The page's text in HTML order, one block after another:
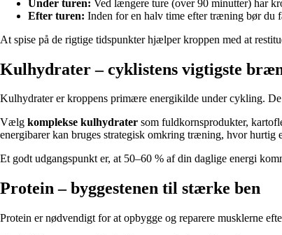
Under turen: Ved længere ture (over 90 minutter) har
Efter turen: Inden for en halv time efter træning bør du
At spise på de rigtige tidspunkter hjælper kroppen med at
Kulhydrater – cyklistens vigtigste
Kulhydrater er kroppens primære energikilde under cykling.
Vælg komplekse kulhydrater som fuldkornsprodukter,
energibarer kan bruges strategisk omkring træning, hvor hurtig
Et godt udgangspunkt er, at 50–60 % af din daglige energi
Protein – byggestenen til stærke ben
Protein er nødvendigt for at opbygge og reparere musklerne